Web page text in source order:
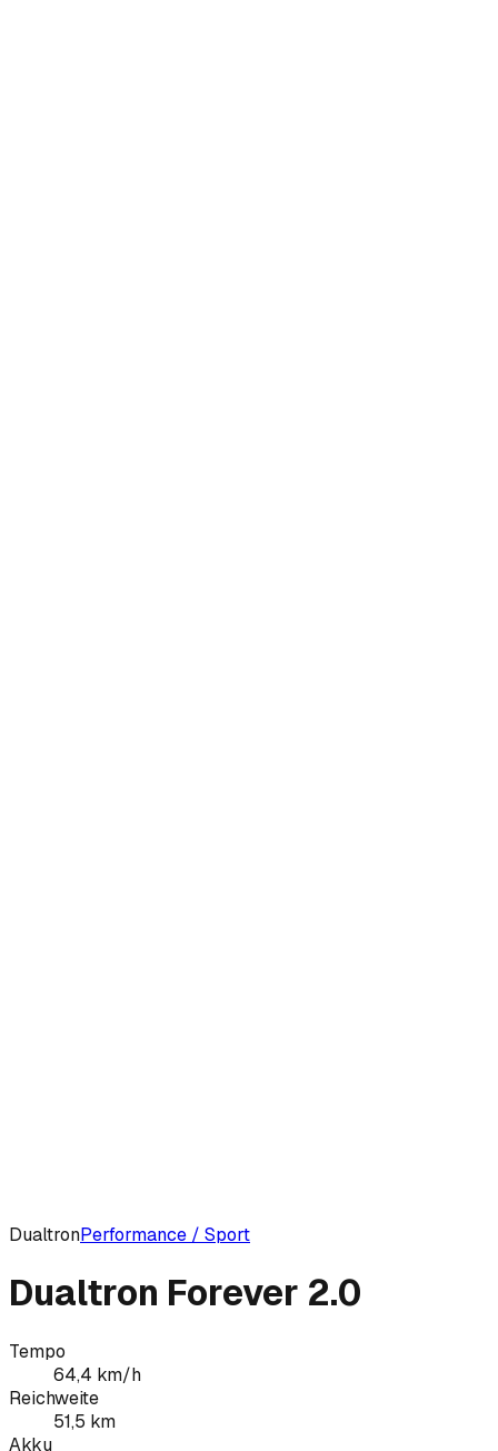
DualtronPerformance / Sport
Dualtron Forever 2.0
Tempo
64,4 km/h
Reichweite
51,5 km
Akku